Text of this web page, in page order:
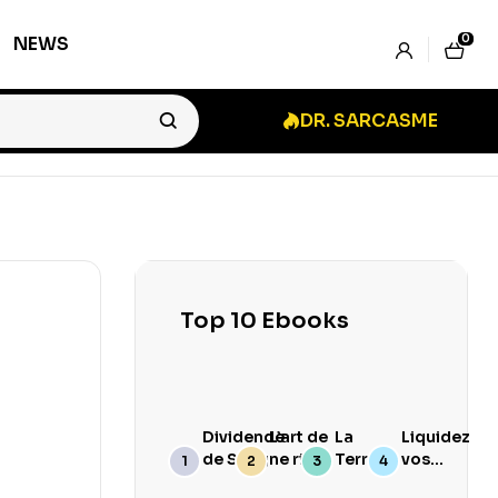
NEWS 0
DR. SARCASME
Top 10 Ebooks
Dividende
de Sang
L’art de
ne rien
branler
La
Terre
Goûte
Liquidez
vos